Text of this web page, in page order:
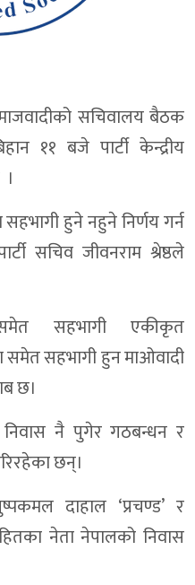
सचिवालय बैठक
११ बजे पार्टी केन्द्रीय
हुने नहुने निर्णय गर्न
सचिव जीवनराम श्रेष्ठले
सहभागी एकीकृत
समेत सहभागी हुन माओवादी
छ।
निवास नै पुगेर गठबन्धन र
छन्।
दाहाल ‘प्रचण्ड’ र
नेता नेपालको निवास